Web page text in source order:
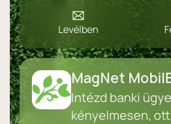
Levélben
MagNet
Intézd banki
kényelmesen,